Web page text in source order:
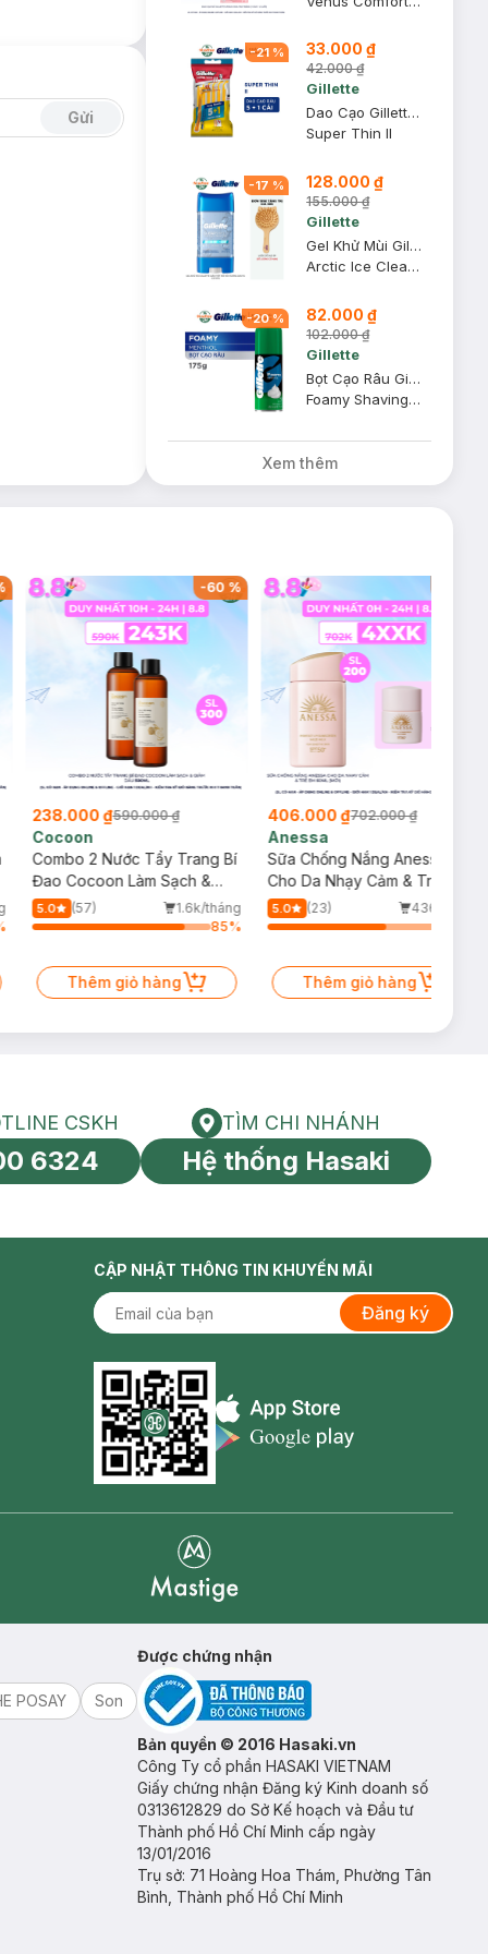
Gửi
-21 % 33.000 ₫
42.000 ₫
Gillette
Dao Cạo Gillette Super Thin Cán Vàng (Gói 5 Tặng 1)
Super Thin II
-17 % 128.000 ₫
155.000 ₫
Gillette
Gel Khử Mùi Gillette Giảm Tiết Mồ Hôi Hương Arctic Ice 107g
Arctic Ice Clear Gel (Hàng Mỹ Nhập Khẩu Chính Hãng)
-20% 82.000 ₫
102.000 ₫
Gillette
Bọt Cạo Râu Gillette Hương Bạc Hà 175g
Foamy Shaving Foam #Menthol
Xem thêm
-60 %
238.000 ₫590.000 ₫
Cocoon
Combo 2 Nước Tẩy Trang Bí
Đao Cocoon Làm Sạch &
Giảm Dầu 500ml
5.0 (57)
1.6k/tháng
85%
Thêm giỏ hàng
406.000 ₫702.000 ₫
Anessa
Sữa Chống Nắng Anessa
Cho Da Nhạy Cảm & Trẻ Em
60ml (Mới)
5.0 (23)
436/tháng
Thêm giỏ hàng
toàn cầu
HOTLINE CSKH
CSKH
6324
Tìm chi nhánh
TÌM CHI NHÁNH
Hệ thống Hasaki
CẬP NHẬT THÔNG TIN KHUYẾN MÃI
Đăng ký
Appstore icon
POSAY
Son
Được chứng nhận
Bản quyền © 2016 Hasaki.vn
Công Ty cổ phần HASAKI VIETNAM
Giấy chứng nhận Đăng ký Kinh doanh số
0313612829 do Sở Kế hoạch và Đầu tư
Thành phố Hồ Chí Minh cấp ngày
13/01/2016
Trụ sở: 71 Hoàng Hoa Thám, Phường Tân
Bình, Thành phố Hồ Chí Minh